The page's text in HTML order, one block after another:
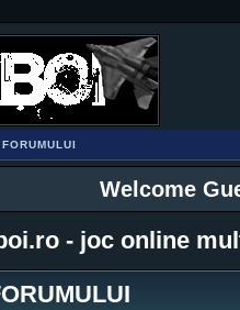
Welcome
- joc online